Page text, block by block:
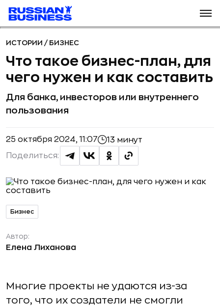
ИСТОРИИ / БИЗНЕС
Что такое бизнес-план, для
чего нужен и как составить
Для банка, инвесторов или внутреннего
пользования
25 октября 2024, 11:07 13 минут
Поделиться:
Бизнес
Автор:
Елена Лиханова
Многие проекты не удаются из-за
того, что их создатели не смогли